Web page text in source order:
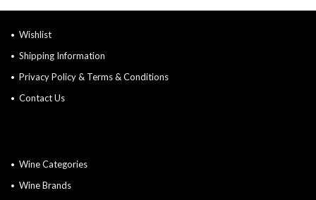
Wishlist
Shipping Information
Privacy Policy & Terms & Conditions
Contact Us
Wine Categories
Wine Brands